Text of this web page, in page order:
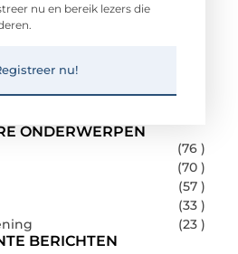
ONDERWERPEN
(76 )
(70 )
(57 )
(33 )
(23 )
BERICHTEN
nu en bereik lezers die
nu!